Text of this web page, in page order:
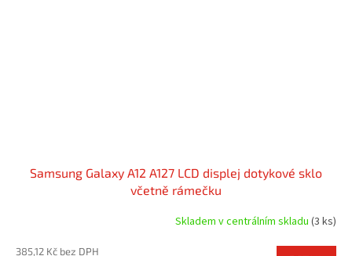
Samsung Galaxy A12 A127 LCD displej dotykové sklo
včetně rámečku
Skladem v centrálním skladu (3 ks)
385,12 Kč bez DPH